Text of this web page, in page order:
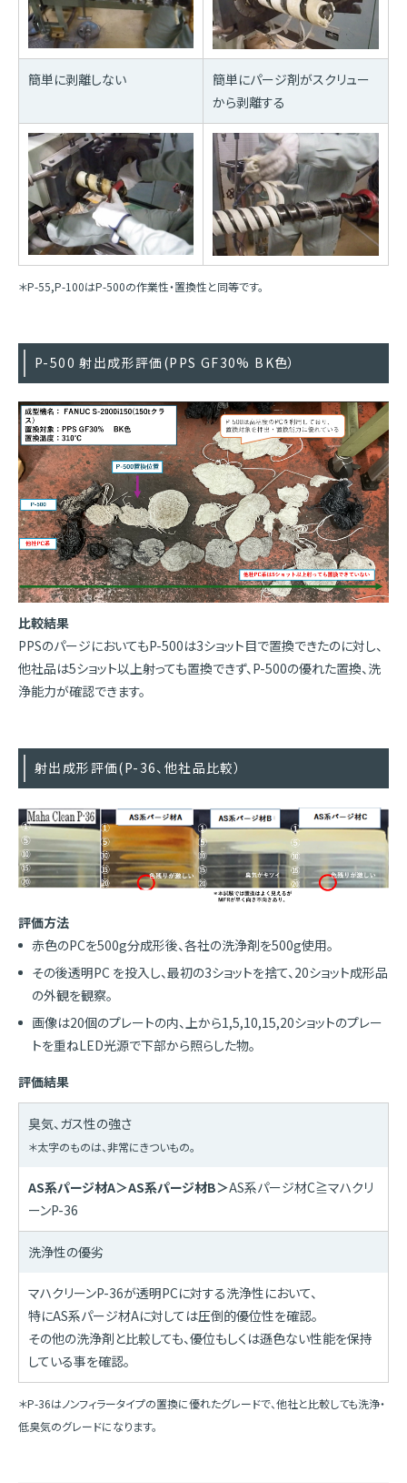
簡単に剥離しない
簡単にパージ剤がスクリュー
から剥離する
＊P-55,P-100はP-500の作業性・置換性と同等です。
P-500 射出成形評価(PPS GF30% BK色）
比較結果
PPSのパージにおいてもP-500は3ショット目で置換できたのに対し、
他社品は5ショット以上射っても置換できず、P-500の優れた置換、洗
浄能力が確認できます。
射出成形評価(P-36、他社品比較）
評価方法
赤色のPCを500g分成形後、各社の洗浄剤を500g使用。
その後透明PC を投入し、最初の3ショットを捨て、20ショット成形品
の外観を観察。
画像は20個のプレートの内、上から1,5,10,15,20ショットのプレー
トを重ねLED光源で下部から照らした物。
評価結果
臭気、ガス性の強さ
＊太字のものは、非常にきついもの。
AS系パージ材A＞AS系パージ材B＞AS系パージ材C≧マハクリ
ーンP-36
洗浄性の優劣
マハクリーンP-36が透明PCに対する洗浄性において、
特にAS系パージ材Aに対しては圧倒的優位性を確認。
その他の洗浄剤と比較しても、優位もしくは遜色ない性能を保持
している事を確認。
＊P-36はノンフィラータイプの置換に優れたグレードで、他社と比較しても洗浄・
低臭気のグレードになります。